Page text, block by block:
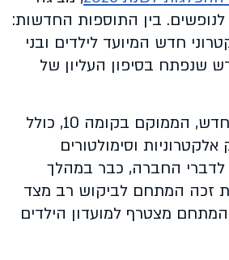
בין התוספות החדשות:
חדש המיועד לילדים ובני
שנפתח בסיפון העליון של
אולם המשחקים החדש, הממוקם בקומה 10, כולל
וסימולטורים
לדברי החברה, כבר במהלך
זכה המתחם לביקוש רב מצד
המתחם מצטרף למועדון הילדים